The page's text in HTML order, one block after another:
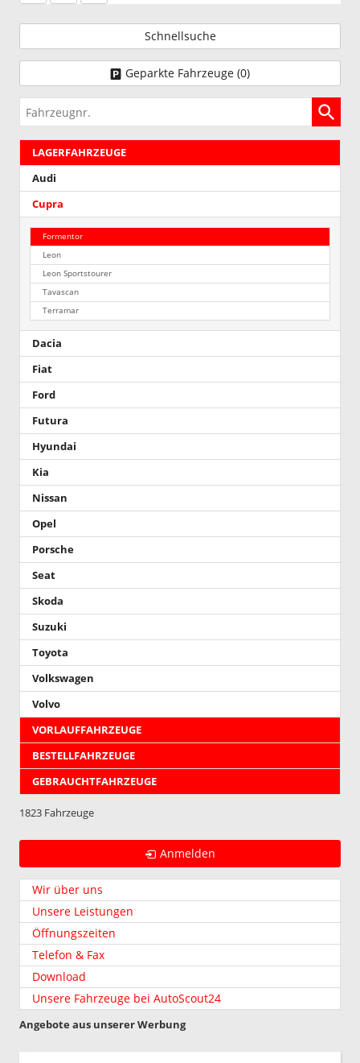
Schnellsuche
Geparkte Fahrzeuge (0)
Fahrzeugnr.
LAGERFAHRZEUGE
Audi
Cupra
Formentor
Leon
Leon Sportstourer
Tavascan
Terramar
Dacia
Fiat
Ford
Futura
Hyundai
Kia
Nissan
Opel
Porsche
Seat
Skoda
Suzuki
Toyota
Volkswagen
Volvo
VORLAUFFAHRZEUGE
BESTELLFAHRZEUGE
GEBRAUCHTFAHRZEUGE
1823 Fahrzeuge
Anmelden
Wir über uns
Unsere Leistungen
Öffnungszeiten
Telefon & Fax
Download
Unsere Fahrzeuge bei AutoScout24
Angebote aus unserer Werbung